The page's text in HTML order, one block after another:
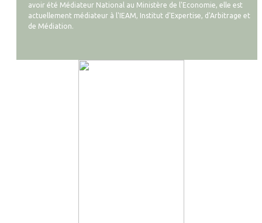
avoir été Médiateur National au Ministère de l'Economie, elle est
actuellement médiateur à l'IEAM, Institut d'Expertise, d'Arbitrage et
de Médiation.